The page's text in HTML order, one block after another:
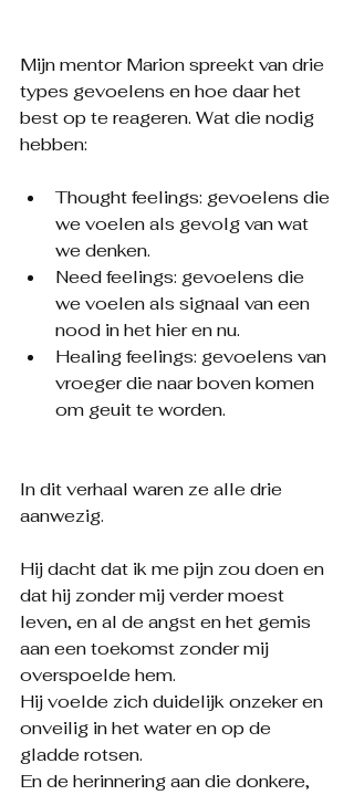
Mijn mentor Marion spreekt van drie
types gevoelens en hoe daar het
best op te reageren. Wat die nodig
hebben:
Thought feelings: gevoelens die
we voelen als gevolg van wat
we denken.
Need feelings: gevoelens die
we voelen als signaal van een
nood in het hier en nu.
Healing feelings: gevoelens van
vroeger die naar boven komen
om geuit te worden.
In dit verhaal waren ze alle drie
aanwezig.
Hij dacht dat ik me pijn zou doen en
dat hij zonder mij verder moest
leven, en al de angst en het gemis
aan een toekomst zonder mij
overspoelde hem.
Hij voelde zich duidelijk onzeker en
onveilig in het water en op de
gladde rotsen.
En de herinnering aan die donkere,